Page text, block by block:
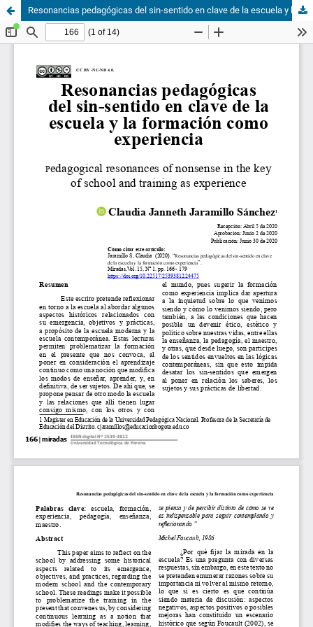
Resonancias pedagógicas del sin-sentido en clave de la escuela y la formación como experiencia